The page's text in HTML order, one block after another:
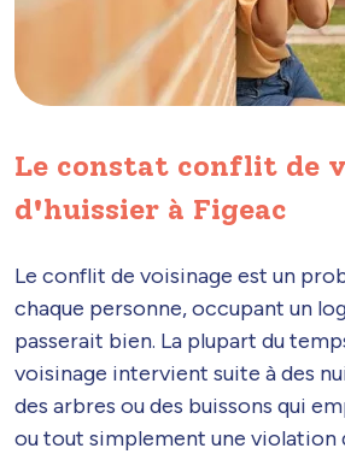
Le constat conflit de
d'huissier à Figeac
Le conflit de voisinage est un
chaque personne, occupant un
passerait bien. La plupart du
voisinage intervient suite à des
des arbres ou des buissons qui
ou tout simplement une violation